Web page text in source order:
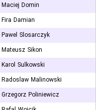
Maciej Domin
Fira Damian
Pawel Slosarczyk
Mateusz Sikon
Karol Sulkowski
Radoslaw Malinowski
Grzegorz Poliniewicz